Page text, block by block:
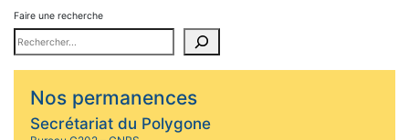
Faire une recherche
Nos permanences
Secrétariat du Polygone